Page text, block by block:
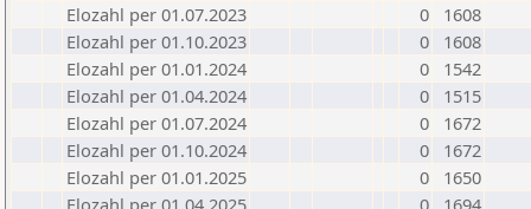
Elozahl per 01.07.2023
0
1608
Elozahl per 01.10.2023
0
1608
Elozahl per 01.01.2024
0
1542
Elozahl per 01.04.2024
0
1515
Elozahl per 01.07.2024
0
1672
Elozahl per 01.10.2024
0
1672
Elozahl per 01.01.2025
0
1650
Elozahl per 01.04.2025
0
1694